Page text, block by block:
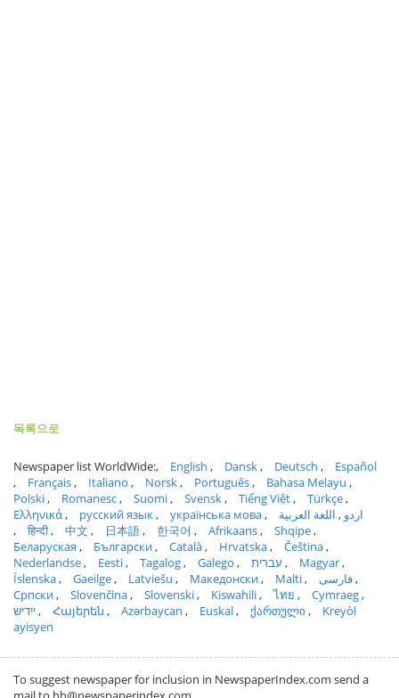
목록으로
Newspaper list WorldWide: English Dansk Deutsch
Español
Français
Italiano Norsk Português
Bahasa Melayu
Polski
Romanesc Suomi Svensk Tiếng Việt
Türkçe
Ελληνικά
русский язык українська мова اردو
اللغة العربية
हिन्दी
中文 日本語 한국어 Afrikaans
Shqipe
Беларуская
Български Català Hrvatska
Čeština
Nederlandse
Eesti Tagalog Galego עברית
Magyar
Íslenska
Gaeilge Latviešu Македонски Malti
فارسی
Српски
Slovenčina Slovenski Kiswahili ไทย
Cymraeg
ייִדיש
Հայերեն Azərbaycan Euskal ქართული
Kreyòl
ayisyen
To suggest newspaper for inclusion in NewspaperIndex.com send a